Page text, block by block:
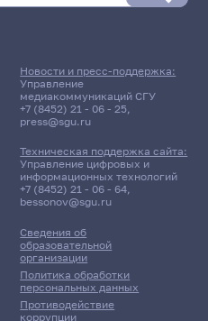
еще не заполнено!
Сведения об
образовательной
организации
Политика обработки
персональных данных
Противодействие
коррупции
Новости и пресс-поддержка:
Управление
медиакоммуникаций СГУ
+7 (8452) 21 - 06 - 25,
press@sgu.ru
Техническая поддержка сайта:
Управление цифровых и
информационных технологий
+7 (8452) 21 - 06 - 64,
bessonov@sgu.ru